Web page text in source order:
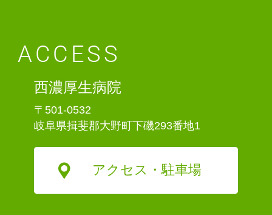
ACCESS
西濃厚生病院
〒501-0532
岐阜県揖斐郡大野町下磯293番地1
アクセス・駐車場